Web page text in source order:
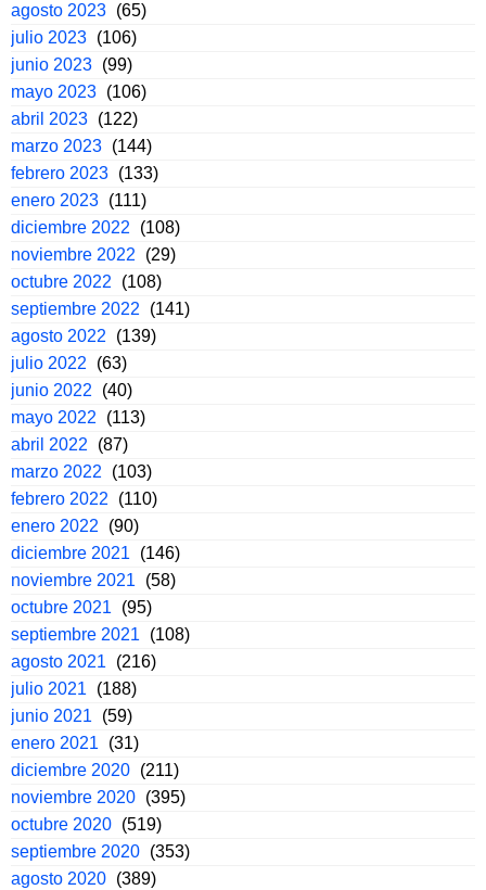
agosto 2023 (65)
julio 2023 (106)
junio 2023 (99)
mayo 2023 (106)
abril 2023 (122)
marzo 2023 (144)
febrero 2023 (133)
enero 2023 (111)
diciembre 2022
(108)
noviembre 2022
(29)
octubre 2022
(108)
septiembre 2022
(141)
agosto 2022
(139)
julio 2022
(63)
junio 2022
(40)
mayo 2022
(113)
abril 2022
(87)
marzo 2022
(103)
febrero 2022
(110)
enero 2022
(90)
diciembre 2021
(146)
noviembre 2021
(58)
octubre 2021
(95)
septiembre 2021
(108)
agosto 2021
(216)
julio 2021
(188)
junio 2021
(59)
enero 2021
(31)
diciembre 2020 (211)
noviembre 2020 (395)
octubre 2020 (519)
septiembre 2020 (353)
agosto 2020 (389)